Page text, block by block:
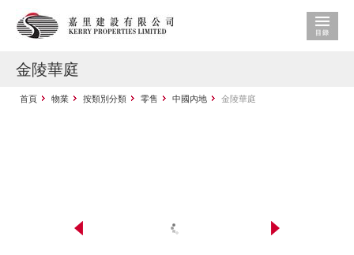
金陵華庭
首頁 物業 按類別分類 零售 中國內地 金陵華庭